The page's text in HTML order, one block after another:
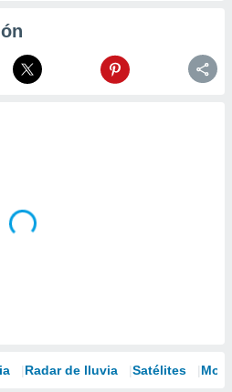
Radar de lluvia Satélites